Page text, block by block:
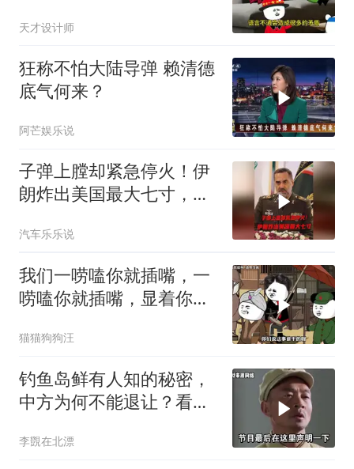
天才设计师
狂称不怕大陆导弹 赖清德
底气何来？
阿芒娱乐说
子弹上膛却紧急停火！伊
朗炸出美国最大七寸，特
汽车乐乐说
我们一唠嗑你就插嘴，一
唠嗑你就插嘴，显着你
猫猫狗狗汪
钓鱼岛鲜有人知的秘密，
中方为何不能退让？看完
李覴在北漂